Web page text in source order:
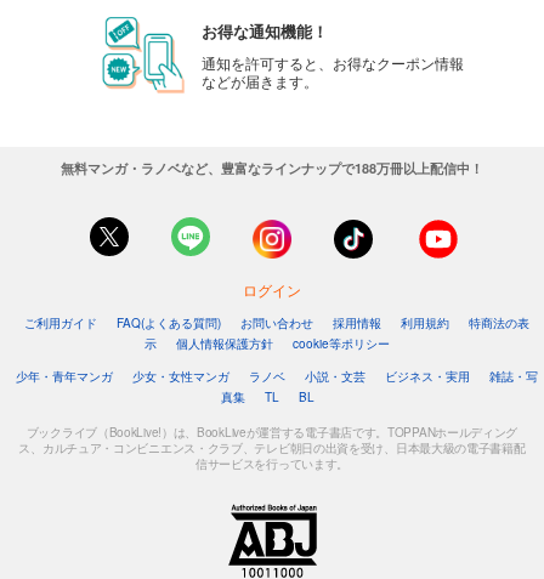
お得な通知機能！
通知を許可すると、お得なクーポン情報
などが届きます。
無料マンガ・ラノベなど、豊富なラインナップで188万冊以上配信中！
ログイン
ご利用ガイド FAQ(よくある質問) お問い合わせ 採用情報 利用規約
特商法の表
示
個人情報保護方針
cookie等ポリシー
少年・青年マンガ
少女・女性マンガ ラノベ 小説・文芸 ビジネス・実用
雑誌・写
真集
TL BL
ブックライブ（BookLive!）は、BookLiveが運営する電子書店です。TOPPANホールディング
ス、カルチュア・コンビニエンス・クラブ、テレビ朝日の出資を受け、日本最大級の電子書籍配
信サービスを行っています。